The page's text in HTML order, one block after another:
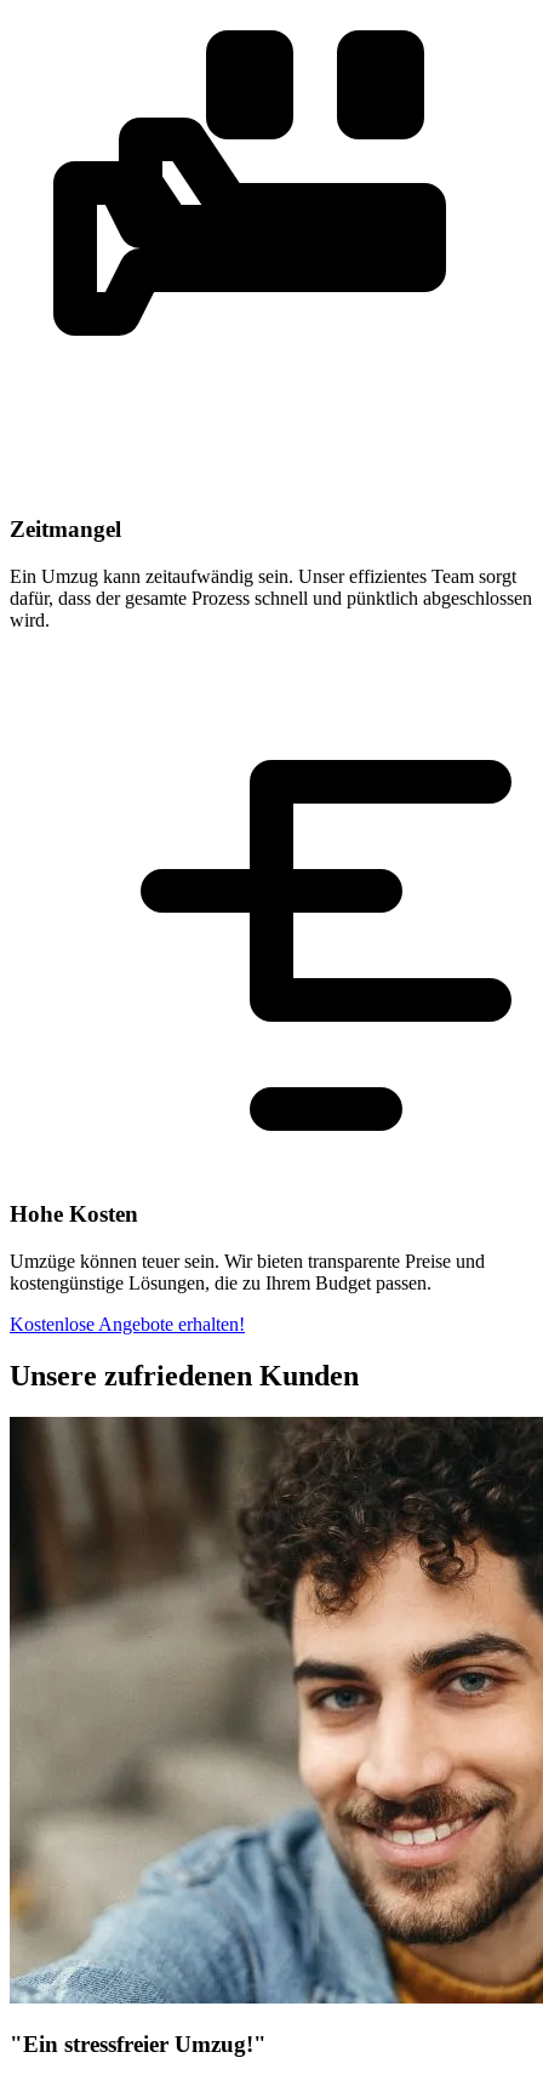
Zeitmangel
Ein Umzug kann zeitaufwändig sein. Unser effizientes Team sorgt
dafür, dass der gesamte Prozess schnell und pünktlich abgeschlossen
wird.
Hohe Kosten
Umzüge können teuer sein. Wir bieten transparente Preise und
kostengünstige Lösungen, die zu Ihrem Budget passen.
Kostenlose Angebote erhalten!
Unsere zufriedenen Kunden
"Ein stressfreier Umzug!"